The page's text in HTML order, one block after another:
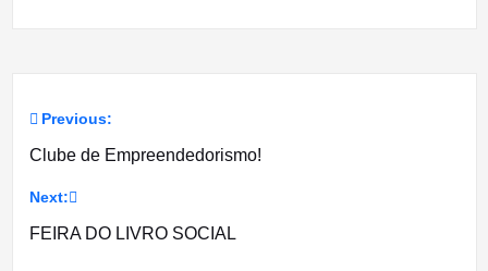
Navegação
artigos
Previous:
Clube de Empreendedorismo!
Next:
FEIRA DO LIVRO SOCIAL